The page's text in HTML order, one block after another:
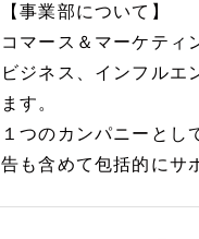
【事業部について】
コマース＆マーケティ
ビジネス、インフルエ
ます。
１つのカンパニーとし
告も含めて包括的にサ